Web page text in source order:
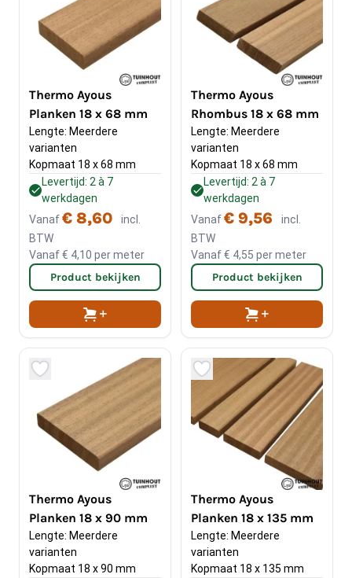
Thermo Ayous
Planken 18 x 68 mm
Lengte: Meerdere
varianten
Kopmaat 18 x 68 mm
Levertijd: 2 à 7
werkdagen
Vanaf€ 8,60
incl.
BTW
Vanaf€ 4,10 per meter
Product bekijken
Thermo Ayous
Rhombus 18 x 68 mm
Lengte: Meerdere
varianten
Kopmaat 18 x 68 mm
Levertijd: 2 à 7
werkdagen
Vanaf€ 9,56
incl.
BTW
Vanaf€ 4,55 per meter
Product bekijken
Thermo Ayous
Planken 18 x 90 mm
Lengte: Meerdere
varianten
Kopmaat 18 x 90 mm
Thermo Ayous
Planken 18 x 135 mm
Lengte: Meerdere
varianten
Kopmaat 18 x 135 mm